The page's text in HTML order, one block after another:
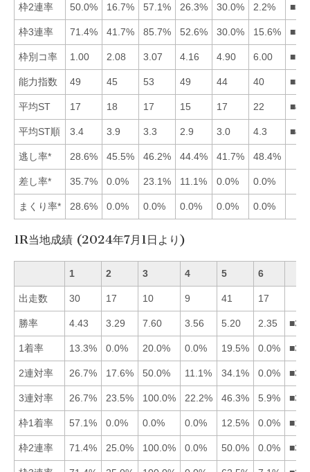
枠2連率 50.0% 16.7% 57.1% 26.3% 30.0% 2.2%
枠3連率 71.4% 41.7% 85.7% 52.6% 30.0% 15.6%
枠別コ率 1.00 2.08 3.07 4.16 4.90 6.00
能力指数 49 45 53 49 44 40
平均ST 17 18 17 15 17 22
平均ST順 3.4 3.9 3.3 2.9 3.0 4.3
逃し率* 28.6% 45.5% 46.2% 44.4% 41.7% 48.4%
差し率* 35.7% 0.0% 23.1% 11.1% 0.0% 0.0%
まくり率* 28.6% 0.0% 0.0% 0.0% 0.0% 0.0%
1R当地成績 (2024年7月1日より)
1 2 3 4 5 6
出走数 30 17 10 9 41 17
勝率 4.43 3.29 7.60 3.56 5.20 2.35
1着率 13.3% 0.0% 20.0% 0.0% 19.5% 0.0%
2連対率 26.7% 17.6% 50.0% 11.1% 34.1% 0.0%
3連対率 26.7% 23.5% 100.0% 22.2% 46.3% 5.9%
枠1着率 57.1% 0.0% 0.0% 0.0% 12.5% 0.0%
枠2連率 71.4% 25.0% 100.0% 0.0% 50.0% 0.0%